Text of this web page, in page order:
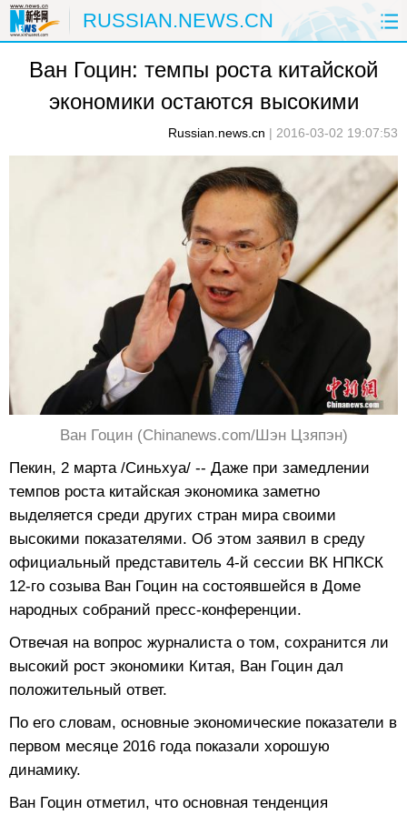
RUSSIAN.NEWS.CN
ГЛАВНАЯ КИТАЙ РФ И СНГ
В МИРЕ ЭКОНОМИКА ОБЩЕСТВО
НАУКА ПРИРОДА КУЛЬТУРА
ЗДОРОВЬЕ ФОТОЛЕНТЫ
Ван Гоцин: темпы роста китайской
экономики остаются высокими
Russian.news.cn | 2016-03-02 19:07:53
Ван Гоцин (Chinanews.com/Шэн Цзяпэн)
Пекин, 2 марта /Синьхуа/ -- Даже при замедлении
темпов роста китайская экономика заметно
выделяется среди других стран мира своими
высокими показателями. Об этом заявил в среду
официальный представитель 4-й сессии ВК НПКСК
12-го созыва Ван Гоцин на состоявшейся в Доме
народных собраний пресс-конференции.
Отвечая на вопрос журналиста о том, сохранится ли
высокий рост экономики Китая, Ван Гоцин дал
положительный ответ.
По его словам, основные экономические показатели в
первом месяце 2016 года показали хорошую
динамику.
Ван Гоцин отметил, что основная тенденция